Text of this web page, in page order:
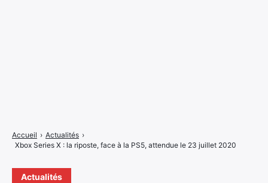
Actualités
Accueil › Actualités ›
Xbox Series X : la riposte, face à la PS5, attendue le 23 juillet 2020